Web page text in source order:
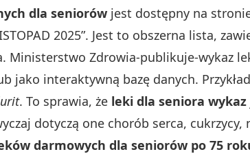
dla seniorów jest dostępny na
2025”. Jest to obszerna lista,
Ministerstwo Zdrowia-publikuje-wykaz
jako interaktywną bazę danych.
. To sprawia, że leki dla seniora wykaz
dotyczą one chorób serca,
darmowych dla seniorów po 75